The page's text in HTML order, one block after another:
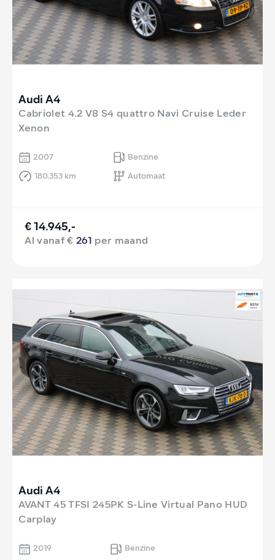
Audi A4
Cabriolet 4.2 V8 S4 quattro Navi Cruise Leder
Xenon
2007
Benzine
180.353 km
Automaat
€ 14.945,-
Al vanaf €261 per maand
Audi A4
AVANT 45 TFSI 245PK S-Line Virtual Pano HUD
Carplay
2019
Benzine